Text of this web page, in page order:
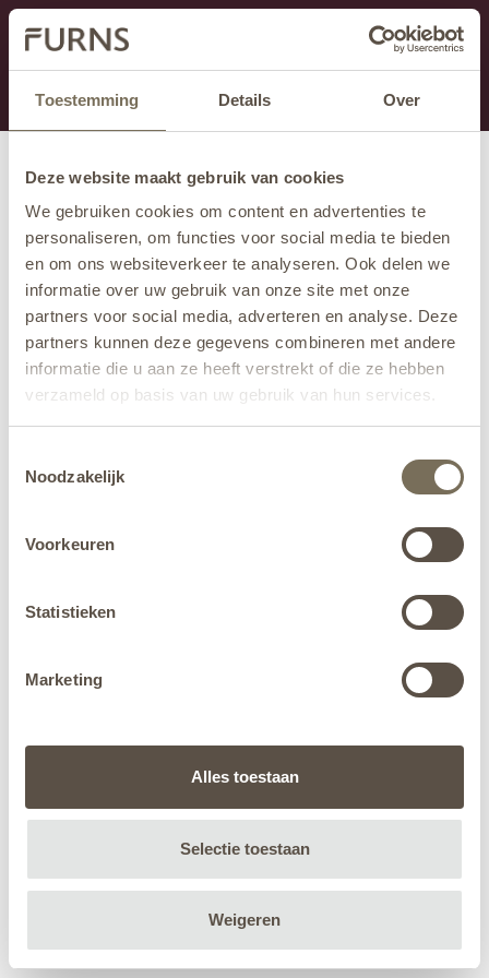
Toestemming Details Over
Deze website maakt gebruik van cookies
We gebruiken cookies om content en advertenties te
personaliseren, om functies voor social media te bieden
en om ons websiteverkeer te analyseren. Ook delen we
informatie over uw gebruik van onze site met onze
partners voor social media, adverteren en analyse. Deze
partners kunnen deze gegevens combineren met andere
informatie die u aan ze heeft verstrekt of die ze hebben
verzameld op basis van uw gebruik van hun services.
jehier.
Noodzakelijk
Voorkeuren
Statistieken
Marketing
Alles toestaan
Selectie toestaan
Weigeren
Dit onderdeel is momenteel in onderhoud.
Als je informatie mist kun je ons bellen +31 413 274
168 of mailen
info@furns.com